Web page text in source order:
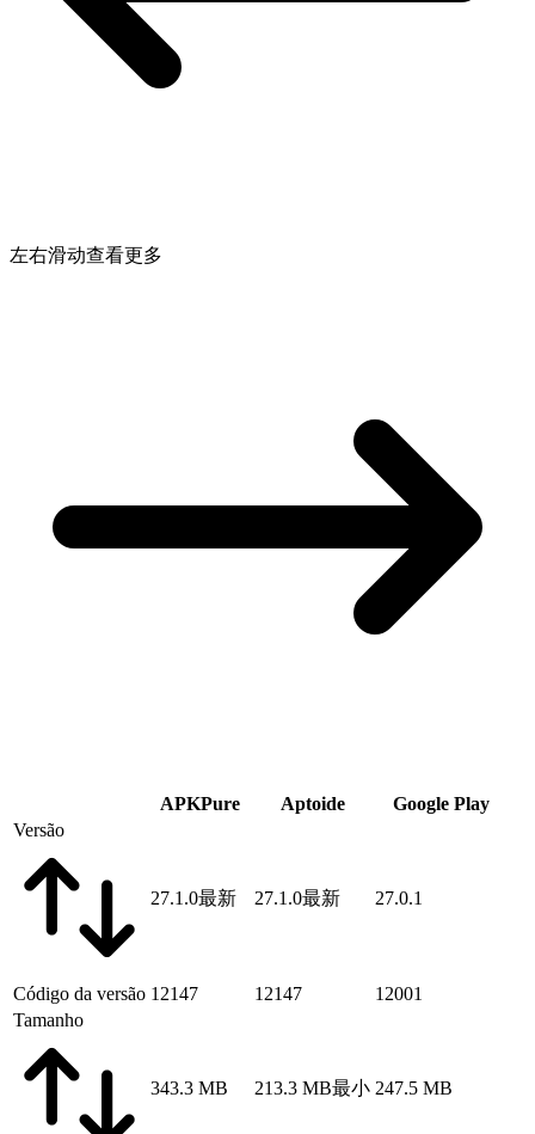
左右滑动查看更多
APKPure Aptoide
Google Play
Versão
27.1.0最新 27.1.0最新 27.0.1
Código da versão 12147 12147
12001
Tamanho
343.3 MB 213.3 MB最小 247.5 MB